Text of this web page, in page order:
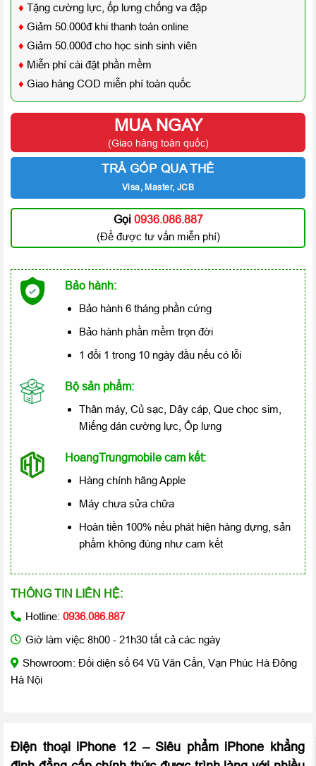
♦ Tặng cường lực, ốp lưng chống va đập
♦ Giảm 50.000đ khi thanh toán online
♦ Giảm 50.000đ cho học sinh sinh viên
♦ Miễn phí cài đặt phần mềm
♦ Giao hàng COD miễn phí toàn quốc
MUA NGAY
(Giao hàng toàn quốc)
TRẢ GÓP QUA THẺ
Visa, Master, JCB
Gọi 0936.086.887
(Để được tư vấn miễn phí)
Bảo hành:
Bảo hành 6 tháng phần cứng
Bảo hành phần mềm trọn đời
1 đổi 1 trong 10 ngày đầu nếu có lỗi
Bộ sản phẩm:
Thân máy, Củ sạc, Dây cáp, Que chọc sim,
Miếng dán cường lực, Ốp lưng
HoangTrungmobile cam kết:
Hàng chính hãng Apple
Máy chưa sửa chữa
Hoàn tiền 100% nếu phát hiện hàng dựng, sản
phẩm không đúng như cam kết
THÔNG TIN LIÊN HỆ:
Hotline: 0936.086.887
Giờ làm việc 8h00 - 21h30 tất cả các ngày
Showroom: Đối diện số 64 Vũ Văn Cẩn, Vạn Phúc Hà Đông
Hà Nội
Điện thoại iPhone 12– Siêu phẩm iPhone khẳng